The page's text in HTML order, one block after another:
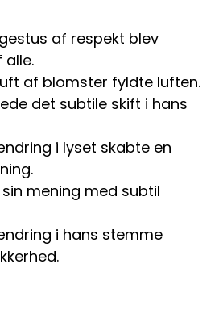
af respekt blev
af blomster fyldte luften.
det subtile skift i hans
i lyset skabte en
mening med subtil
i hans stemme